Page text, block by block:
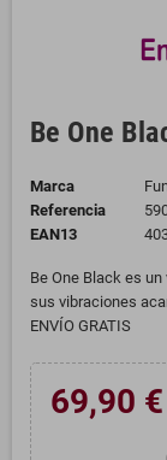
Be One
Marca
Referencia
EAN13
Be One Black es
sus vibraciones
ENVÍO GRATIS
69,90 €